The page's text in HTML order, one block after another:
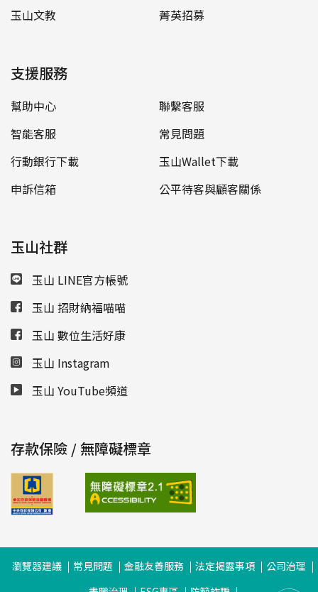
玉山文教
菁英招募
支援服務
幫助中心
聯繫客服
智能客服
常見問題
行動銀行下載
玉山Wallet下載
申訴信箱
公平待客與顧客關係
玉山社群
玉山 LINE官方帳號
玉山 招財納福喵喵
玉山 數位生活好康
玉山 Instagram
玉山 YouTube頻道
存款保險 / 無障礙標章
瀏覽器建議 常見問題 金融友善服務 法定揭露事項
公司治理